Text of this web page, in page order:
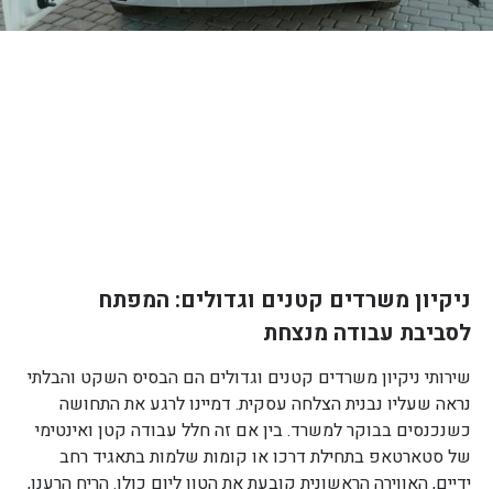
ניקיון משרדים קטנים וגדולים: המפתח
לסביבת עבודה מנצחת
שירותי ניקיון משרדים קטנים וגדולים הם הבסיס השקט והבלתי
נראה שעליו נבנית הצלחה עסקית. דמיינו לרגע את התחושה
כשנכנסים בבוקר למשרד. בין אם זה חלל עבודה קטן ואינטימי
של סטארטאפ בתחילת דרכו או קומות שלמות בתאגיד רחב
ידיים, האווירה הראשונית קובעת את הטון ליום כולו. הריח הרענן,